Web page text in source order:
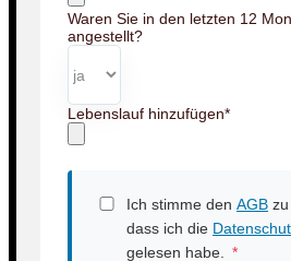
Waren Sie in den letzten 12
angestellt?
Lebenslauf hinzufügen*
Ich stimme den AGB
dass ich die
gelesen habe. *